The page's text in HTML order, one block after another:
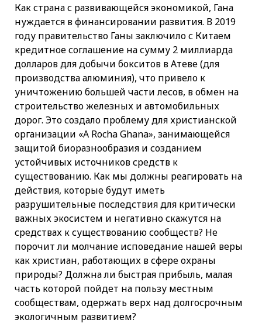
Как страна с развивающейся экономикой, Гана
нуждается в финансировании развития. В 2019
году правительство Ганы заключило с Китаем
кредитное соглашение на сумму 2 миллиарда
долларов для добычи бокситов в Атеве (для
производства алюминия), что привело к
уничтожению большей части лесов, в обмен на
строительство железных и автомобильных
дорог. Это создало проблему для христианской
организации «A Rocha Ghana», занимающейся
защитой биоразнообразия и созданием
устойчивых источников средств к
существованию. Как мы должны реагировать на
действия, которые будут иметь
разрушительные последствия для критически
важных экосистем и негативно скажутся на
средствах к существованию сообществ? Не
порочит ли молчание исповедание нашей веры
как христиан, работающих в сфере охраны
природы? Должна ли быстрая прибыль, малая
часть которой пойдет на пользу местным
сообществам, одержать верх над долгосрочным
экологичным развитием?